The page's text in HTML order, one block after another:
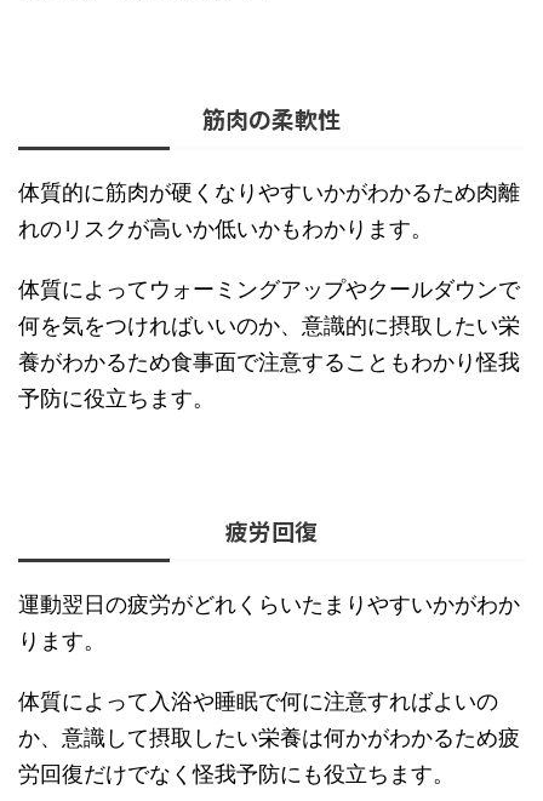
筋肉の柔軟性
体質的に筋肉が硬くなりやすいかがわかるため肉離
れのリスクが高いか低いかもわかります。
体質によってウォーミングアップやクールダウンで
何を気をつければいいのか、意識的に摂取したい栄
養がわかるため食事面で注意することもわかり怪我
予防に役立ちます。
疲労回復
運動翌日の疲労がどれくらいたまりやすいかがわか
ります。
体質によって入浴や睡眠で何に注意すればよいの
か、意識して摂取したい栄養は何かがわかるため疲
労回復だけでなく怪我予防にも役立ちます。